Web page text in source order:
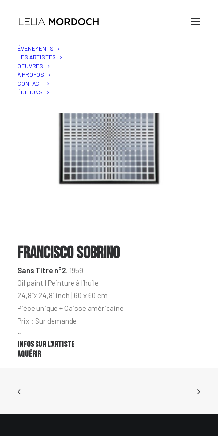
ÉVENEMENTS
LES ARTISTES
OEUVRES
À PROPOS
CONTACT
ÉDITIONS
FRANCISCO SOBRINO
Sans Titre n°2, 1959
Oil paint | Peinture à l’huile
24,8”x 24,8” inch | 60 x 60 cm
Pièce unique + Caisse américaine
Prix : Sur demande
~
Infos sur l'artiste
Aquérir